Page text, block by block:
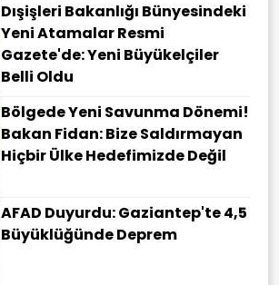
Dışişleri Bakanlığı Bünyesindeki
Yeni Atamalar Resmi
Gazete'de: Yeni Büyükelçiler
Belli Oldu
Bölgede Yeni Savunma Dönemi!
Bakan Fidan: Bize Saldırmayan
Hiçbir Ülke Hedefimizde Değil
AFAD Duyurdu: Gaziantep'te 4,5
Büyüklüğünde Deprem